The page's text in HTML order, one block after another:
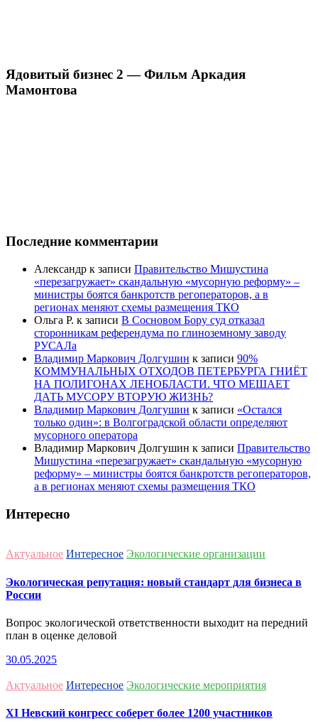
Ядовитый бизнес 2 — Фильм Аркадия
Мамонтова
Последние комментарии
Александр к записи Правительство Мишустина
«перезагружает» скандальную «мусорную реформу» –
министры боятся банкротств регоператоров, а в
регионах меняют схемы размещения ТКО
Ольга Р. к записи В Сосновом Бору суд отказал
сторонникам референдума по глиноземному заводу
РУСАЛа
Владимир Маркович Долгушин к записи 90%
КОММУНАЛЬНЫХ ОТХОДОВ ПЕТЕРБУРГА ГНИЁТ
НА ПОЛИГОНАХ ЛЕНОБЛАСТИ. ЧТО МЕШАЕТ
ДАТЬ МУСОРУ ВТОРУЮ ЖИЗНЬ?
Владимир Маркович Долгушин к записи «Остался
только один»: в Волгоградской области определяют
мусорного оператора
Владимир Маркович Долгушин к записи Правительство
Мишустина «перезагружает» скандальную «мусорную
реформу» – министры боятся банкротств регоператоров,
а в регионах меняют схемы размещения ТКО
Интересно
Актуальное Интересное Экологические организации
Экологическая репутация: новый стандарт для бизнеса в
России
Вопрос экологической ответственности выходит на передний
план в оценке деловой
30.05.2025
Актуальное Интересное Экологические мероприятия
ХI Невский конгресс соберет более 1200 участников